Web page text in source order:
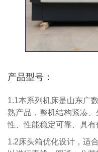
产品型号：
1.1本系列机床是山东广
熟产品，整机结构紧凑
性、性能稳定可靠、具有
1.2床头箱优化设计，适